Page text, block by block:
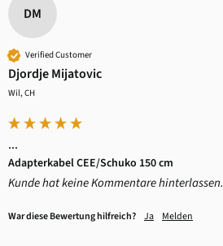
DM
Verified Customer
Djordje Mijatovic
Wil, CH
...
Adapterkabel CEE/Schuko 150 cm
Kunde hat keine Kommentare hinterlassen.
War diese Bewertung hilfreich? Ja Melden